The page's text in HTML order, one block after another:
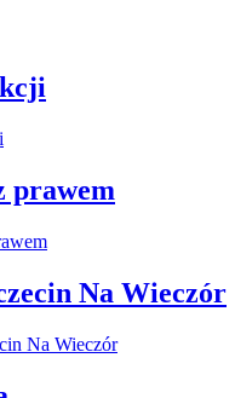
prawem
Na Wieczór